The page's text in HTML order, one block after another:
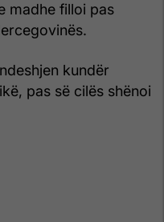
madhe filloi pas
kundër
pas së cilës shënoi